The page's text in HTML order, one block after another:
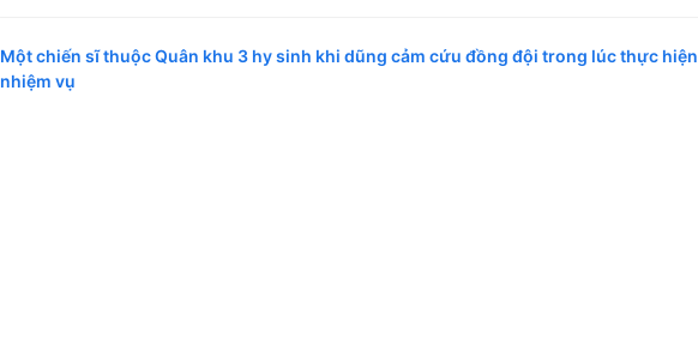
Một chiến sĩ thuộc Quân khu 3 hy sinh khi dũng cảm cứu đồng đội trong lúc thực hiện
nhiệm vụ